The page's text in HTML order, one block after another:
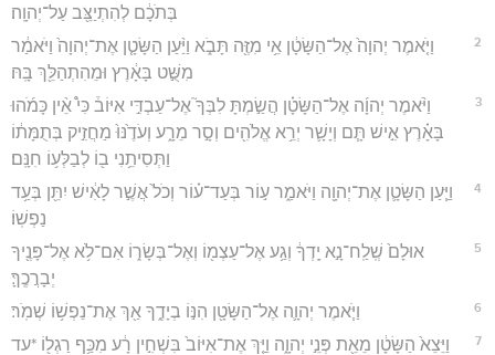
בְּתֹכָ֔ם לְהִתְיַצֵּ֖ב עַל־יְהוָֽה׃
2
וַיֹּ֤אמֶר יְהוָה֙ אֶל־הַשָּׂטָ֔ן אֵ֥י מִזֶּ֖ה תָּבֹ֑א וַיַּ֨עַן הַשָּׂטָ֤ן אֶת־יְהוָה֙ וַיֹּאמַ֔ר
מִשֻּׁ֣ט בָּאָ֔רֶץ וּמֵהִתְהַלֵּ֖ךְ בָּֽהּ׃
3
וַיֹּ֨אמֶר יְהוָ֜ה אֶל־הַשָּׂטָ֗ן הֲשַׂ֣מְתָּ לִבְּךָ֮ אֶל־עַבְדִּ֣י אִיּוֹב֒ כִּי֩ אֵ֨ין כָּמֹ֜הוּ
בָּאָ֗רֶץ אִ֣ישׁ תָּ֧ם וְיָשָׁ֛ר יְרֵ֥א אֱלֹהִ֖ים וְסָ֣ר מֵרָ֑ע וְעֹדֶ֙נּוּ֙ מַחֲזִ֣יק בְּתֻמָּת֔וֹ
וַתְּסִיתֵ֥נִי ב֖וֹ לְבַלְּע֥וֹ חִנָּֽם׃
4
וַיַּ֧עַן הַשָּׂטָ֛ן אֶת־יְהוָ֖ה וַיֹּאמַ֑ר ע֣וֹר בְּעַד־ע֗וֹר וְכֹל֙ אֲשֶׁ֣ר לָאִ֔ישׁ יִתֵּ֖ן בְּעַ֥ד
נַפְשֽׁוֹ׃
5
אוּלָם֙ שְֽׁלַֽח־נָ֣א יָֽדְךָ֔ וְגַ֥ע אֶל־עַצְמ֖וֹ וְאֶל־בְּשָׂר֑וֹ אִם־לֹ֥א אֶל־פָּנֶ֖יךָ
יְבָרֲכֶֽךָּ׃
6 וַיֹּ֧אמֶר יְהוָ֛ה אֶל־הַשָּׂטָ֖ן הִנּ֣וֹ בְיָדֶ֑ךָ אַ֖ךְ אֶת־נַפְשׁ֥וֹ שְׁמֹֽר׃
7
וַיֵּצֵא֙ הַשָּׂטָ֔ן מֵאֵ֖ת פְּנֵ֣י יְהוָ֑ה וַיַּ֤ךְ אֶת־אִיּוֹב֙ בִּשְׁחִ֣ין רָ֔ע מִכַּ֥ף רַגְל֖וֹ *עד